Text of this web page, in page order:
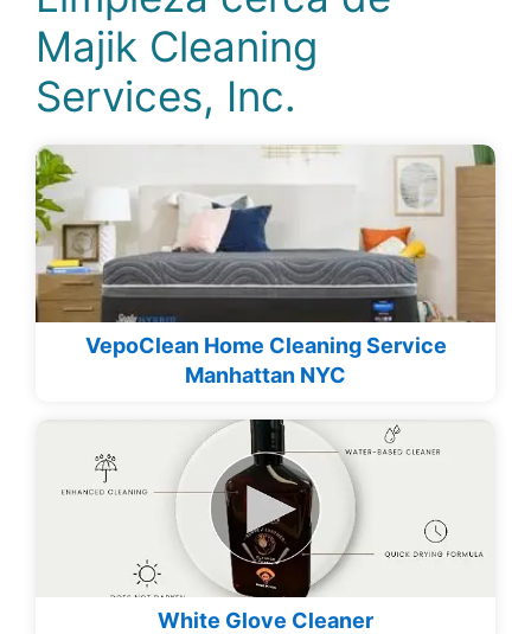
Majik Cleaning
Services, Inc.
VepoClean Home Cleaning Service
Manhattan NYC
White Glove Cleaner